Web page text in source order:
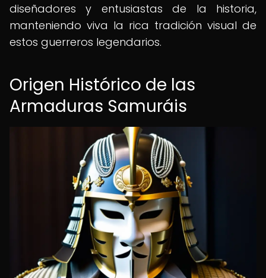
diseñadores y entusiastas de la historia,
manteniendo viva la rica tradición visual de
estos guerreros legendarios.
Origen Histórico de las
Armaduras Samuráis